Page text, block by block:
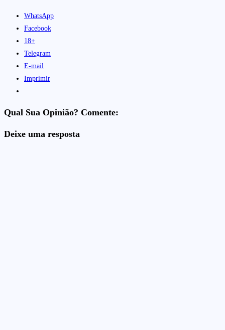
WhatsApp
Facebook
18+
Telegram
E-mail
Imprimir
Qual Sua Opinião? Comente:
Deixe uma resposta